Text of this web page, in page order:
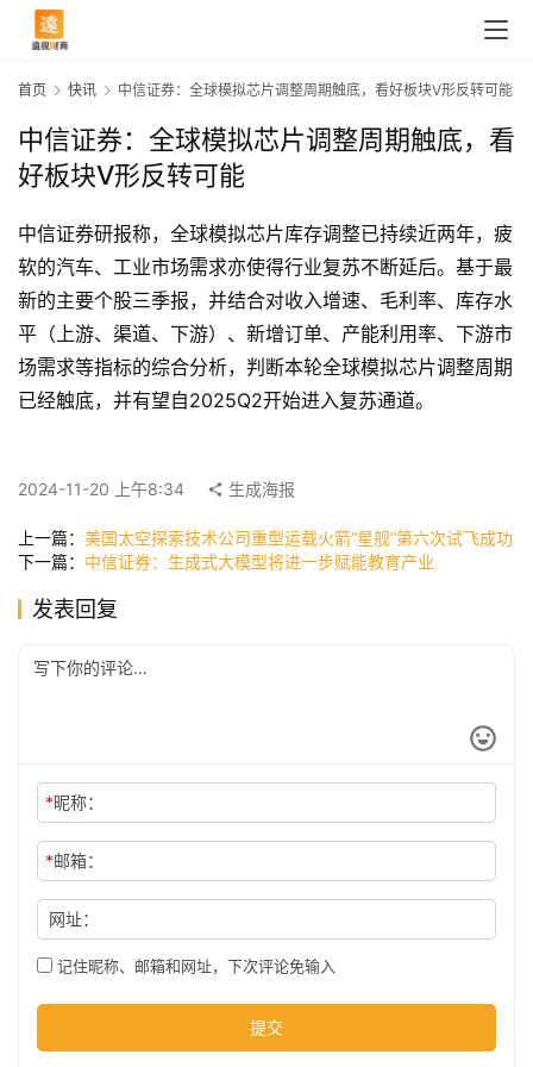
首
页
快
讯
公
尚
技
首页 快讯 中信证券：全球模拟芯片调整周期触底，看好板块V形反转可能
中信证券：全球模拟芯片调整周期触底，看
好板块V形反转可能
中信证券研报称，全球模拟芯片库存调整已持续近两年，疲
软的汽车、工业市场需求亦使得行业复苏不断延后。基于最
新的主要个股三季报，并结合对收入增速、毛利率、库存水
平（上游、渠道、下游）、新增订单、产能利用率、下游市
场需求等指标的综合分析，判断本轮全球模拟芯片调整周期
已经触底，并有望自2025Q2开始进入复苏通道。
2024-11-20 上午8:34 生成海报
上一篇： 美国太空探索技术公司重型运载火箭“星舰”第六次试飞成功
下一篇： 中信证券：生成式大模型将进一步赋能教育产业
发表回复
*昵称：
*邮箱：
网址：
记住昵称、邮箱和网址，下次评论免输入
提交